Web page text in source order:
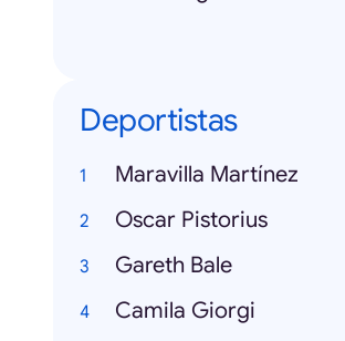
Deportistas
Maravilla Martínez
Oscar Pistorius
Gareth Bale
Camila Giorgi